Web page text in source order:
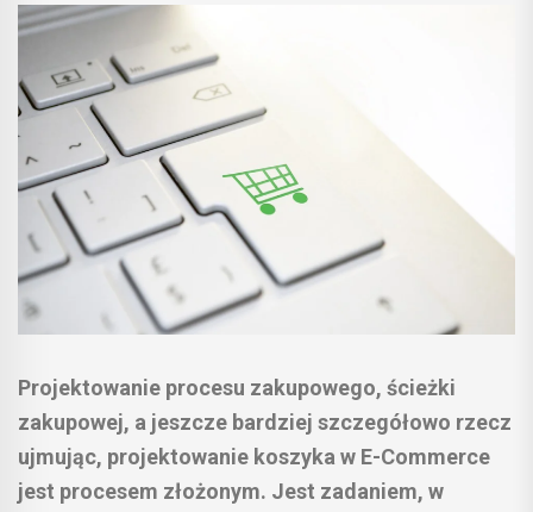
Projektowanie procesu zakupowego, ścieżki
zakupowej, a jeszcze bardziej szczegółowo rzecz
ujmując, projektowanie koszyka w E-Commerce
jest procesem złożonym. Jest zadaniem, w